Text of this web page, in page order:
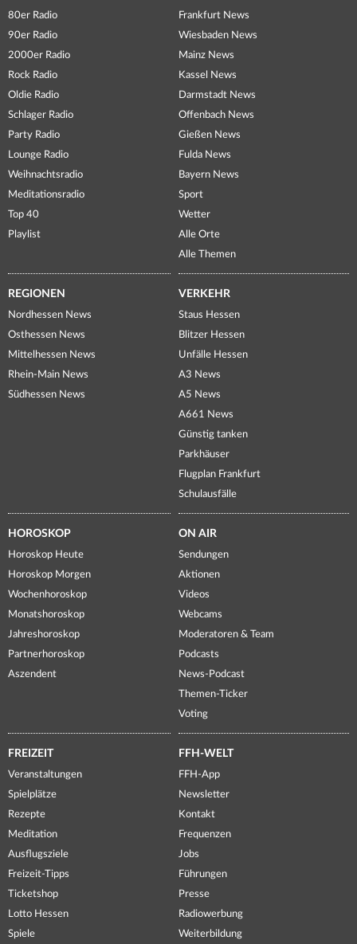
80er Radio
90er Radio
2000er Radio
Rock Radio
Oldie Radio
Schlager Radio
Party Radio
Lounge Radio
Weihnachtsradio
Meditationsradio
Top 40
Playlist
Frankfurt News
Wiesbaden News
Mainz News
Kassel News
Darmstadt News
Offenbach News
Gießen News
Fulda News
Bayern News
Sport
Wetter
Alle Orte
Alle Themen
REGIONEN
Nordhessen News
Osthessen News
Mittelhessen News
Rhein-Main News
Südhessen News
VERKEHR
Staus Hessen
Blitzer Hessen
Unfälle Hessen
A3 News
A5 News
A661 News
Günstig tanken
Parkhäuser
Flugplan Frankfurt
Schulausfälle
HOROSKOP
Horoskop Heute
Horoskop Morgen
Wochenhoroskop
Monatshoroskop
Jahreshoroskop
Partnerhoroskop
Aszendent
ON AIR
Sendungen
Aktionen
Videos
Webcams
Moderatoren & Team
Podcasts
News-Podcast
Themen-Ticker
Voting
FREIZEIT
Veranstaltungen
Spielplätze
Rezepte
Meditation
Ausflugsziele
Freizeit-Tipps
Ticketshop
Lotto Hessen
Spiele
FFH-WELT
FFH-App
Newsletter
Kontakt
Frequenzen
Jobs
Führungen
Presse
Radiowerbung
Weiterbildung